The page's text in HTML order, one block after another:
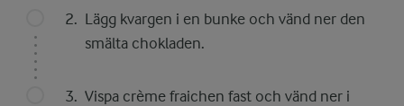
Lägg kvargen i en bunke och vänd ner den
smälta chokladen.
Vispa crème fraichen fast och vänd ner i